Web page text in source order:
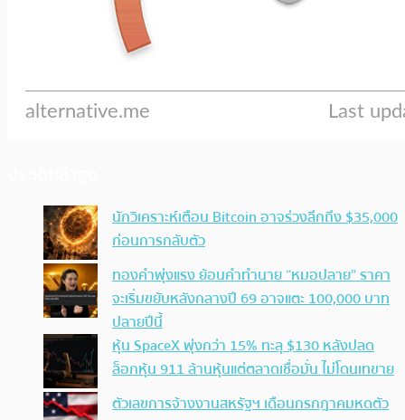
นักวิเคราะห์เตือน Bitcoin อาจร่วงลึกถึง $35,000
ก่อนการกลับตัว
ทองคำพุ่งแรง ย้อนคำทำนาย “หมอปลาย” ราคา
จะเริ่มขยับหลังกลางปี 69 อาจแตะ 100,000 บาท
ปลายปีนี้
หุ้น SpaceX พุ่งกว่า 15% ทะลุ $130 หลังปลด
ล็อกหุ้น 911 ล้านหุ้นแต่ตลาดเชื่อมั่น ไม่โดนเทขาย
ตัวเลขการจ้างงานสหรัฐฯ เดือนกรกฎาคมหดตัว